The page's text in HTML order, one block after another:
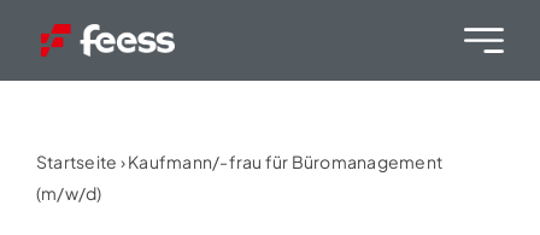
content
Startseite ›Kaufmann/-frau für Büromanagement
(m/w/d)